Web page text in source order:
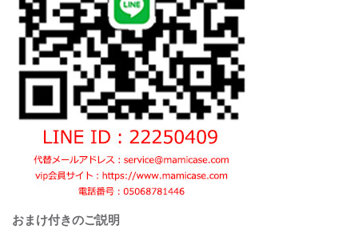
おまけ付きのご説明